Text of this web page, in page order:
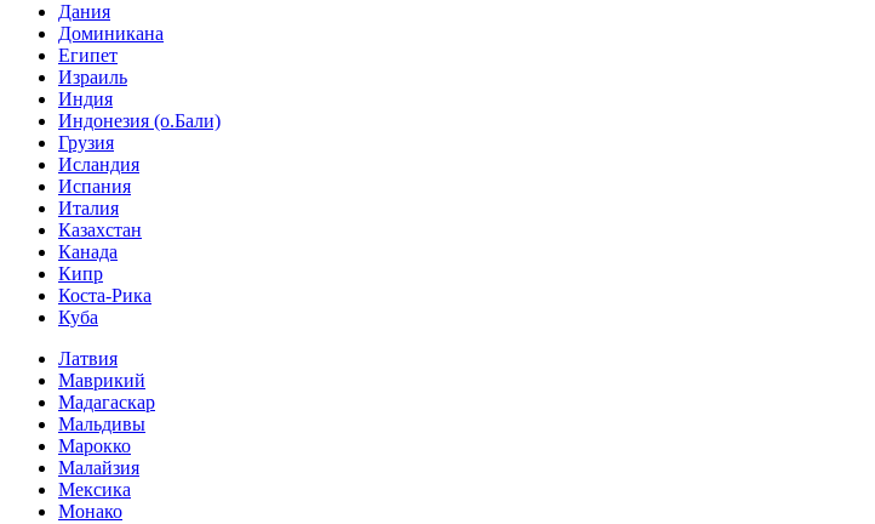
Дания
Доминикана
Египет
Израиль
Индия
Индонезия (о.Бали)
Грузия
Исландия
Испания
Италия
Казахстан
Канада
Кипр
Коста-Рика
Куба
Латвия
Маврикий
Мадагаскар
Мальдивы
Марокко
Малайзия
Мексика
Монако